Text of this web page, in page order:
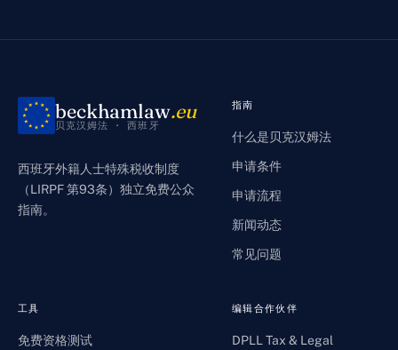
beckhamlaw.eu
贝克汉姆法 · 西班牙
西班牙外籍人士特殊税收制度
（LIRPF 第93条）独立免费公众
指南。
指南
什么是贝克汉姆法
申请条件
申请流程
新闻动态
常见问题
工具
免费资格测试
编辑合作伙伴
DPLL Tax & Legal